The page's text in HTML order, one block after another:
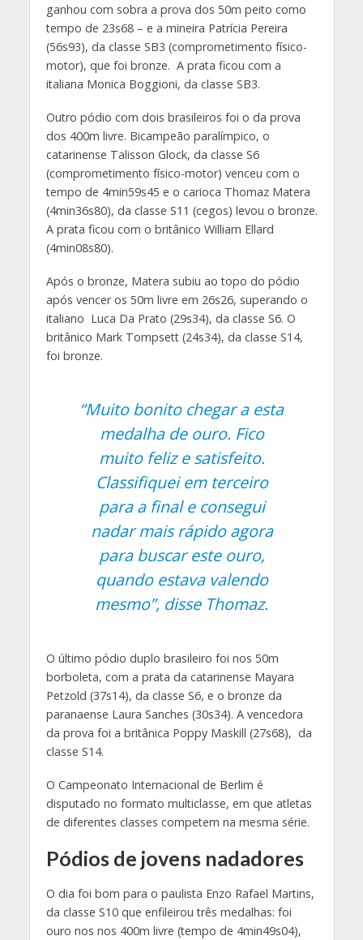
ganhou com sobra a prova dos 50m peito como
tempo de 23s68 – e a mineira Patrícia Pereira
(56s93), da classe SB3 (comprometimento físico-
motor), que foi bronze. A prata ficou com a
italiana Monica Boggioni, da classe SB3.
Outro pódio com dois brasileiros foi o da prova
dos 400m livre. Bicampeão paralímpico, o
catarinense Talisson Glock, da classe S6
(comprometimento físico-motor) venceu com o
tempo de 4min59s45 e o carioca Thomaz Matera
(4min36s80), da classe S11 (cegos) levou o bronze.
A prata ficou com o britânico William Ellard
(4min08s80).
Após o bronze, Matera subiu ao topo do pódio
após vencer os 50m livre em 26s26, superando o
italiano Luca Da Prato (29s34), da classe S6. O
britânico Mark Tompsett (24s34), da classe S14,
foi bronze.
“Muito bonito chegar a esta
medalha de ouro. Fico
muito feliz e satisfeito.
Classifiquei em terceiro
para a final e consegui
nadar mais rápido agora
para buscar este ouro,
quando estava valendo
mesmo”, disse Thomaz.
O último pódio duplo brasileiro foi nos 50m
borboleta, com a prata da catarinense Mayara
Petzold (37s14), da classe S6, e o bronze da
paranaense Laura Sanches (30s34). A vencedora
da prova foi a britânica Poppy Maskill (27s68), da
classe S14.
O Campeonato Internacional de Berlim é
disputado no formato multiclasse, em que atletas
de diferentes classes competem na mesma série.
Pódios de jovens nadadores
O dia foi bom para o paulista Enzo Rafael Martins,
da classe S10 que enfileirou três medalhas: foi
ouro nos nos 400m livre (tempo de 4min49s04),